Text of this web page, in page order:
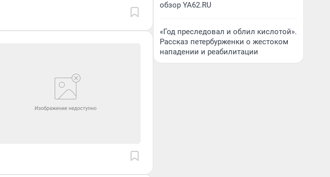
обзор YA62.RU
«Год преследовал и облил кислотой».
Рассказ петербурженки о жестоком
нападении и реабилитации